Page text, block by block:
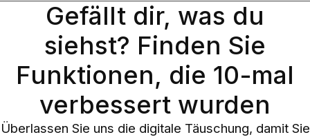
Gefällt dir, was du
siehst? Finden Sie
Funktionen, die 10-mal
verbessert wurden
Überlassen Sie uns die digitale Täuschung, damit Sie